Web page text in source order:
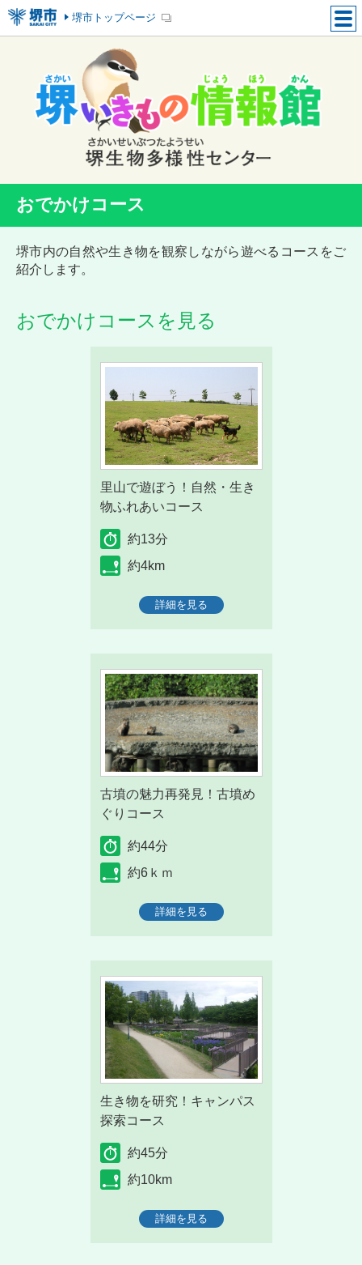
堺市トップページ
おでかけコース
堺市内の自然や生き物を観察しながら遊べるコースをご
紹介します。
おでかけコースを見る
里山で遊ぼう！自然・生き
物ふれあいコース
約13分
約4km
詳細を見る
古墳の魅力再発見！古墳め
ぐりコース
約44分
約6ｋｍ
詳細を見る
生き物を研究！キャンパス
探索コース
約45分
約10km
詳細を見る